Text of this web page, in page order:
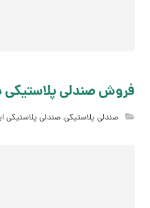
فروش صندلی پلاستیکی
صندلی پلاستیکی,صندلی پلاستیکی